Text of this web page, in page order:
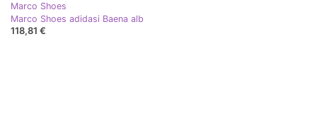
Marco Shoes
Marco Shoes adidasi Baena alb
118,81 €